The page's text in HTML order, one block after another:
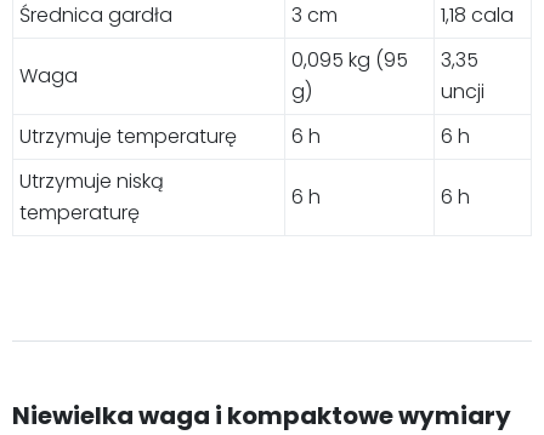
Średnica gardła
3 cm 1,18 cala
Waga
0,095 kg (95
g)
3,35
uncji
Utrzymuje temperaturę
6 h
6 h
Utrzymuje niską
temperaturę
6 h 6 h
Niewielka waga i kompaktowe wymiary